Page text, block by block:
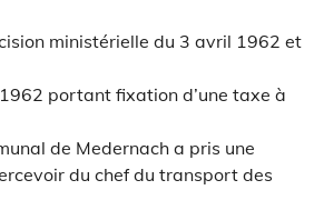
ministérielle du 3 avril 1962 et
portant fixation d’une taxe à
de Medernach a pris une
du chef du transport des